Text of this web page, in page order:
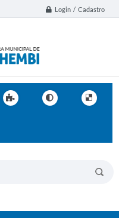
Login / Cadastro